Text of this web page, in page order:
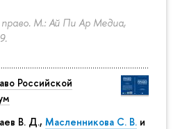
право. М.: Ай Пи Ар Медиа,
Российской
В. Д., Масленникова С. В. и